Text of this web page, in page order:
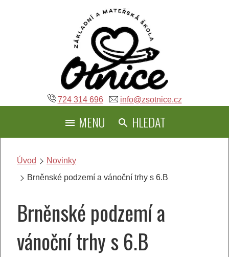
724 314 696 info@zsotnice.cz
MENU HLEDAT
Úvod
Novinky
Brněnské podzemí a vánoční trhy s 6.B
Brněnské podzemí a
vánoční trhy s 6.B